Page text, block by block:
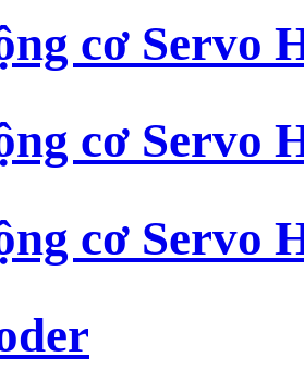
cơ Servo
cơ Servo
cơ Servo